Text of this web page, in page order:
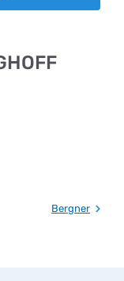
Bergner